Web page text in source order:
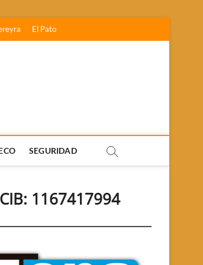
El Pato
SEGURIDAD
CIB: 1167417994